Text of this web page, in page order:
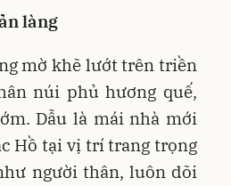
làng
mờ khẽ lướt trên triền
núi phủ hương quế,
Dẫu là mái nhà mới
Hồ tại vị trí trang trọng
người thân, luôn dõi